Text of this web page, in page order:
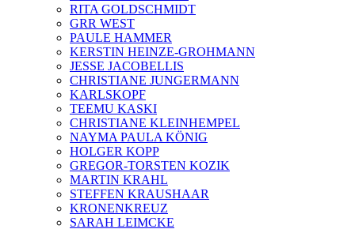
RITA GOLDSCHMIDT
GRR WEST
PAULE HAMMER
KERSTIN HEINZE-GROHMANN
JESSE JACOBELLIS
CHRISTIANE JUNGERMANN
KARLSKOPF
TEEMU KASKI
CHRISTIANE KLEINHEMPEL
NAYMA PAULA KÖNIG
HOLGER KOPP
GREGOR-TORSTEN KOZIK
MARTIN KRAHL
STEFFEN KRAUSHAAR
KRONENKREUZ
SARAH LEIMCKE